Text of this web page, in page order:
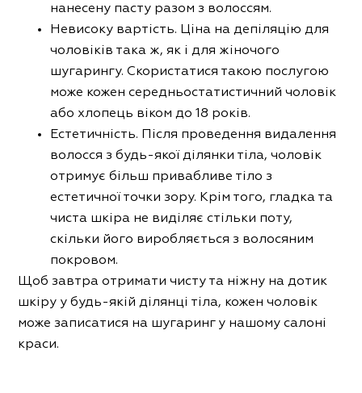
нанесену пасту разом з волоссям.
Невисоку вартість. Ціна на депіляцію для
чоловіків така ж, як і для жіночого
шугарингу. Скористатися такою послугою
може кожен середньостатистичний чоловік
або хлопець віком до 18 років.
Естетичність. Після проведення видалення
волосся з будь-якої ділянки тіла, чоловік
отримує більш привабливе тіло з
естетичної точки зору. Крім того, гладка та
чиста шкіра не виділяє стільки поту,
скільки його виробляється з волосяним
покровом.
Щоб завтра отримати чисту та ніжну на дотик
шкіру у будь-якій ділянці тіла, кожен чоловік
може записатися на шугаринг у нашому салоні
краси.